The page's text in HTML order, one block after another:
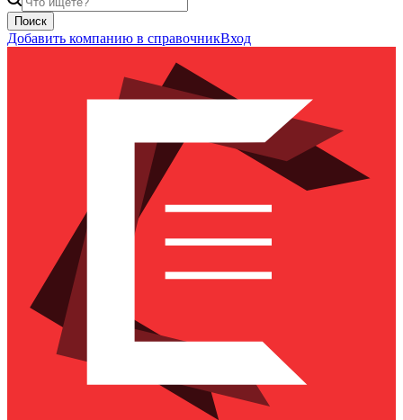
Поиск
Добавить компанию в справочникВход